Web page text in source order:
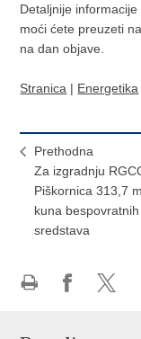
Detaljnije
moći ćete preuzeti
na dan objave.
Stranica | Energetika
Prethodna
Za izgradnju
Piškornica 313,7
kuna bespovratnih
sredstava